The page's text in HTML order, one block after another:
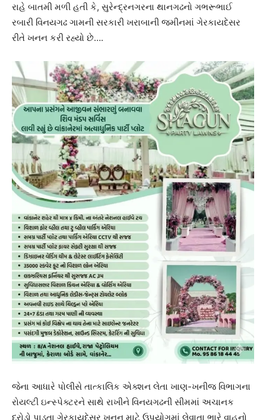
રાહે બાતમી મળી હતી કે, સુરેન્દ્રનગરના થાનગઢનો ગભરૂભાઈ
રબારી વિનયગઢ ગામની સરકારી ખરાબાની જમીનમાં ગેરકાયદેસર
રીતે ખનન કરી રહ્યો છે….
જેના આધારે પોલીસે તાત્કાલિક એક્શન લેતા ખાણ-ખનીજ વિભાગના
રોયલ્ટી ઇન્સ્પેક્ટરને સાથે રાખીને વિનયગઢની સીમમાં અચાનક
દરોડો પાડતા ગેરકાયદેસર ખનન માટે ઉપયોગમાં લેવાતા ભારે વાહનો